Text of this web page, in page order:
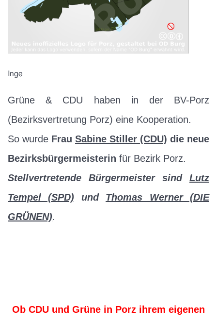
Inge
Grüne & CDU haben in der BV-Porz
(Bezirksvertretung Porz) eine Kooperation.
So wurde Frau Sabine Stiller (CDU) die neue
Bezirksbürgermeisterin für Bezirk Porz.
Stellvertretende Bürgermeister sind Lutz
Tempel (SPD) und Thomas Werner (DIE
GRÜNEN).
Ob CDU und Grüne in Porz ihrem eigenen